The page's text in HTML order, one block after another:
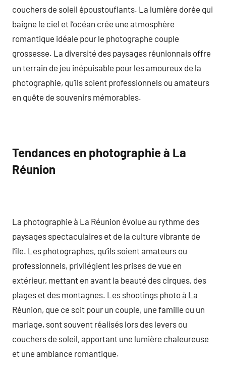
couchers de soleil époustouflants. La lumière dorée qui
baigne le ciel et l’océan crée une atmosphère
romantique idéale pour le photographe couple
grossesse. La diversité des paysages réunionnais offre
un terrain de jeu inépuisable pour les amoureux de la
photographie, qu’ils soient professionnels ou amateurs
en quête de souvenirs mémorables.
Tendances en photographie à La
Réunion
La photographie à La Réunion évolue au rythme des
paysages spectaculaires et de la culture vibrante de
l’île. Les photographes, qu’ils soient amateurs ou
professionnels, privilégient les prises de vue en
extérieur, mettant en avant la beauté des cirques, des
plages et des montagnes. Les shootings photo à La
Réunion, que ce soit pour un couple, une famille ou un
mariage, sont souvent réalisés lors des levers ou
couchers de soleil, apportant une lumière chaleureuse
et une ambiance romantique.